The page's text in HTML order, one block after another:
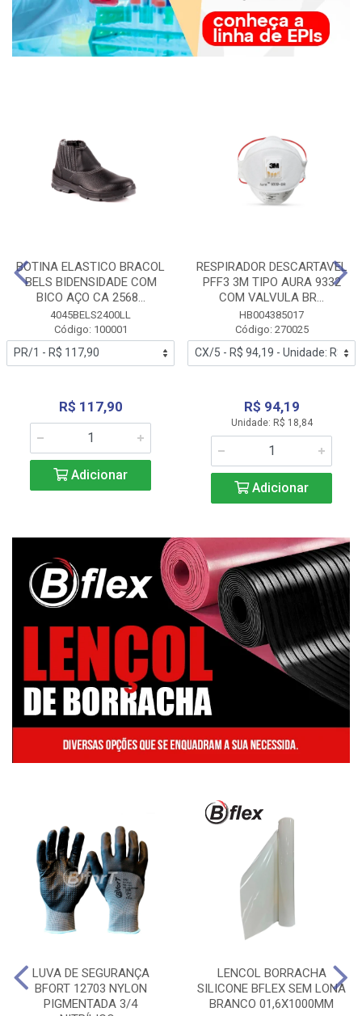
BOTINA ELASTICO BRACOL
BELS BIDENSIDADE COM
BICO AÇO CA 2568...
4045BELS2400LL
Código: 100001
R$ 117,90
Adicionar
RESPIRADOR DESCARTAVEL
PFF3 3M TIPO AURA 9332
COM VALVULA BR...
HB004385017
Código: 270025
R$ 94,19
Unidade: R$ 18,84
Adicionar
LUVA DE SEGURANÇA
BFORT 12703 NYLON
PIGMENTADA 3/4
LENCOL BORRACHA
SILICONE BFLEX SEM LONA
BRANCO 01,6X1000MM